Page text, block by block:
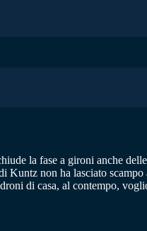
la fase a gironi anche
non ha lasciato
di casa, al contempo,